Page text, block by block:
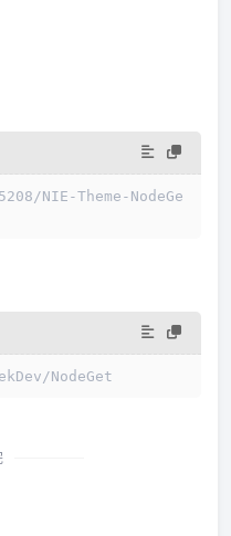
NIE-Theme-NodeGe
NodeGet